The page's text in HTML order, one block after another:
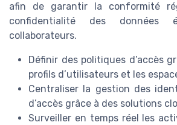
afin de garantir la conformité
confidentialité des données
collaborateurs.
Définir des politiques d’accès
profils d’utilisateurs et les
Centraliser la gestion des
d’accès grâce à des solutions
Surveiller en temps réel les